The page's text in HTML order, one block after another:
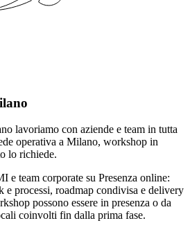
lavoriamo con aziende e team in tutta
operativa a Milano, workshop in
lo richiede.
e team corporate su Presenza online:
e processi, roadmap condivisa e delivery
possono essere in presenza o da
coinvolti fin dalla prima fase.